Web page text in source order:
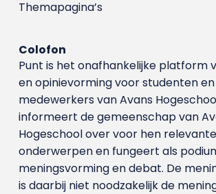
Themapagina’s
Colofon
Punt is het onafhankelijke platform
en opinievorming voor studenten en
medewerkers van Avans
informeert de gemeenschap van
Hogeschool over voor hen relevante
onderwerpen en fungeert als
meningsvorming en debat. De
is daarbij niet noodzakelijk de